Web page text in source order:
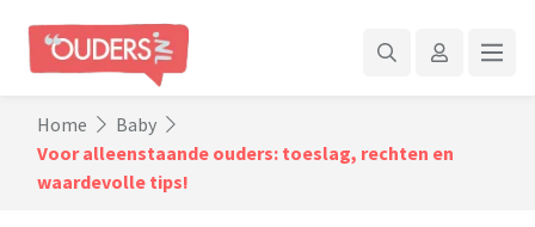
Home
Baby
Voor alleenstaande ouders: toeslag, rechten en
waardevolle tips!